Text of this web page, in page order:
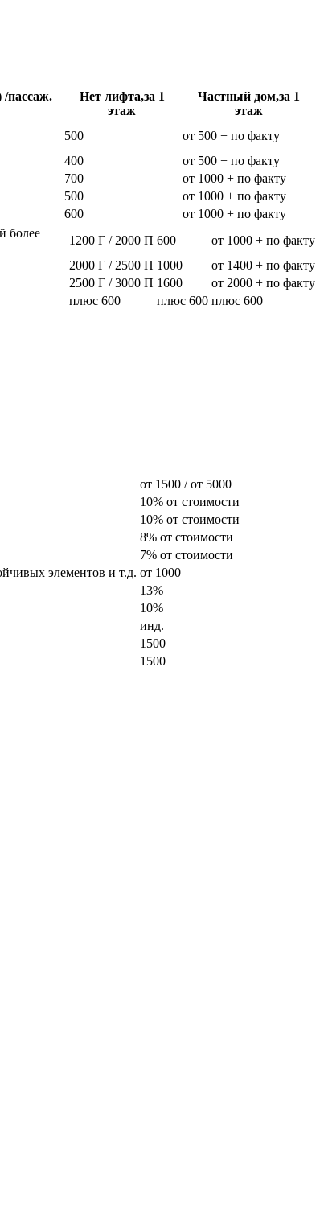
/пассаж.
Нет лифта,за 1
этаж
Частный дом,за 1
этаж
500
от 500 + по факту
400
от 500 + по факту
700
от 1000 + по факту
500
от 1000 + по факту
600 от 1000 + по факту
более
1200 Г / 2000 П 600
от 1000 + по факту
2000 Г / 2500 П 1000
от 1400 + по факту
2500 Г / 3000 П 1600
от 2000 + по факту
плюс 600 плюс 600 плюс 600
от 1500 / от 5000
10% от стоимости
10% от стоимости
8% от стоимости
7% от стоимости
элементов и т.д. от 1000
13%
10%
инд.
1500
1500